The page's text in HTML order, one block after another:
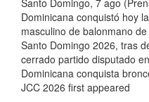
Dominicana conquistó hoy
masculino de balonmano
Santo Domingo 2026, tras
cerrado partido disputado
Dominicana conquista
JCC 2026 first appeared